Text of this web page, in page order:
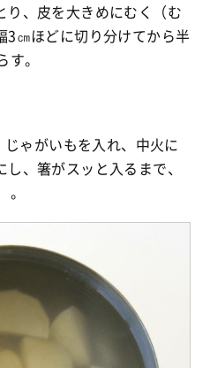
り、皮を大きめにむく（む
3㎝ほどに切り分けてから半
。
ゃがいもを入れ、中火に
、箸がスッと入るまで、